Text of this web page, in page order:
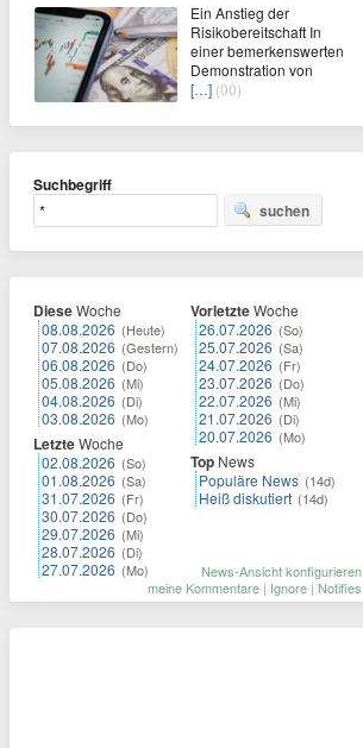
Ein Anstieg der
Risikobereitschaft In
einer bemerkenswerten
Demonstration von
[…] (00)
Suchbegriff
suchen
DieseWoche
08.08.2026 (Heute)
07.08.2026 (Gestern)
06.08.2026 (Do)
05.08.2026 (Mi)
04.08.2026 (Di)
03.08.2026 (Mo)
LetzteWoche
02.08.2026 (So)
01.08.2026 (Sa)
31.07.2026 (Fr)
30.07.2026 (Do)
29.07.2026 (Mi)
28.07.2026 (Di)
27.07.2026 (Mo)
VorletzteWoche
26.07.2026 (So)
25.07.2026 (Sa)
24.07.2026 (Fr)
23.07.2026 (Do)
22.07.2026 (Mi)
21.07.2026 (Di)
20.07.2026 (Mo)
Top News
Populäre News (14d)
Heiß diskutiert (14d)
News-Ansicht konfigurieren
meine Kommentare | Ignore | Notifies